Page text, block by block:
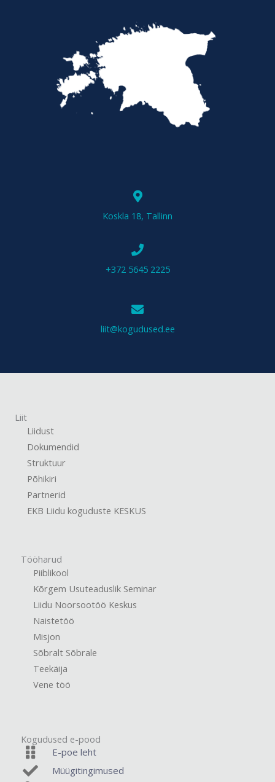
seminar@kus.tartu.ee
Vajaduspõhise eritoetuse kord
Koskla 18, Tallinn
+372 5645 2225
liit@kogudused.ee
Liit
Liidust
Dokumendid
Struktuur
Põhikiri
Partnerid
EKB Liidu koguduste KESKUS
Tööharud
Piiblikool
Kõrgem Usuteaduslik Seminar
Liidu Noorsootöö Keskus
Naistetöö
Misjon
Sõbralt Sõbrale
Teekäija
Vene töö
Kogudused e-pood
E-poe leht
Müügitingimused